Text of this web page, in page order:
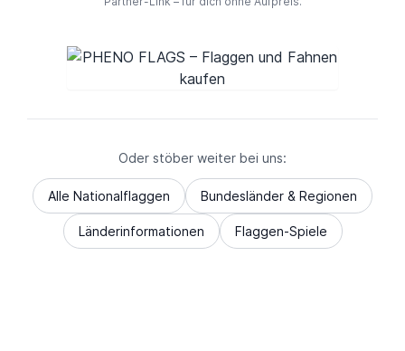
Oder stöber weiter bei uns:
Alle Nationalflaggen Bundesländer & Regionen
Länderinformationen Flaggen-Spiele